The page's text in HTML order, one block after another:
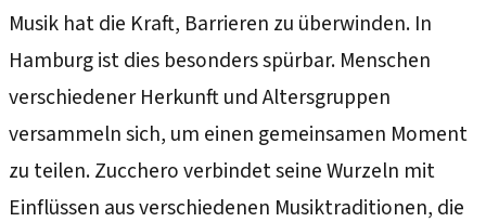
Musik hat die Kraft, Barrieren zu überwinden. In
Hamburg ist dies besonders spürbar. Menschen
verschiedener Herkunft und Altersgruppen
versammeln sich, um einen gemeinsamen Moment
zu teilen. Zucchero verbindet seine Wurzeln mit
Einflüssen aus verschiedenen Musiktraditionen, die